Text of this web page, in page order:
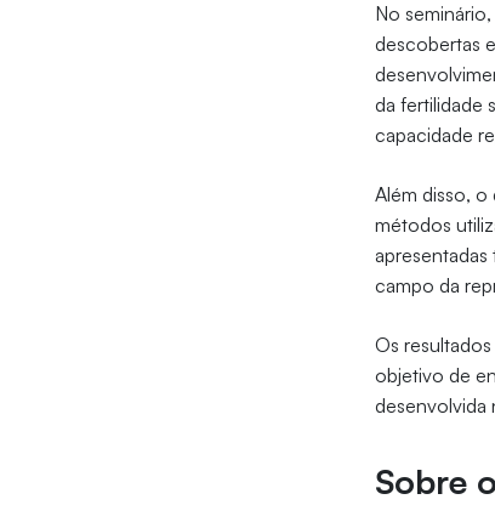
No
descobertas
da fertilidade
capacidade
Além disso,
métodos
campo da
Os
objetivo de
desenvolvida
Sobre